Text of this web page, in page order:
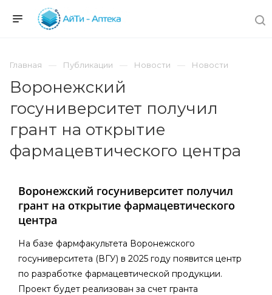
Главная Публикации Новости Новости
Воронежский
госуниверситет получил
грант на открытие
фармацевтического центра
Воронежский госуниверситет получил
грант на открытие фармацевтического
центра
На базе фармфакультета Воронежского
госуниверситета (ВГУ) в 2025 году появится центр
по разработке фармацевтической продукции.
Проект будет реализован за счет гранта